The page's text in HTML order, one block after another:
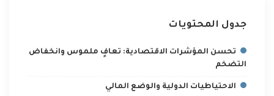
جدول المحتويات
تحسن المؤشرات الاقتصادية: تعافٍ ملموس وانخفاض
التضخم
الاحتياطيات الدولية والوضع المالي